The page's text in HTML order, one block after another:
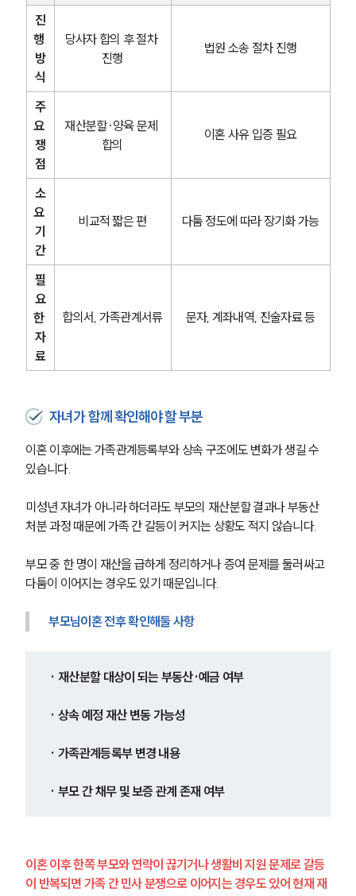
진
행
방
식
당사자 합의 후 절차
진행
법원 소송 절차 진행
주
요
쟁
점
재산분할·양육 문제
합의
이혼 사유 입증 필요
소
요
기
간
비교적 짧은 편 다툼 정도에 따라 장기화 가능
필
요
한
자
료
합의서, 가족관계서류 문자, 계좌내역, 진술자료 등
자녀가 함께 확인해야 할 부분
이혼 이후에는 가족관계등록부와 상속 구조에도 변화가 생길 수
있습니다.
미성년 자녀가 아니라 하더라도 부모의 재산분할 결과나 부동산
처분 과정 때문에 가족 간 갈등이 커지는 상황도 적지 않습니다.
부모 중 한 명이 재산을 급하게 정리하거나 증여 문제를 둘러싸고
다툼이 이어지는 경우도 있기 때문입니다.
부모님이혼 전후 확인해둘 사항
· 재산분할 대상이 되는 부동산·예금 여부
· 상속 예정 재산 변동 가능성
· 가족관계등록부 변경 내용
· 부모 간 채무 및 보증 관계 존재 여부
이혼 이후 한쪽 부모와 연락이 끊기거나 생활비 지원 문제로 갈등
이 반복되면 가족 간 민사 분쟁으로 이어지는 경우도 있어 현재 재